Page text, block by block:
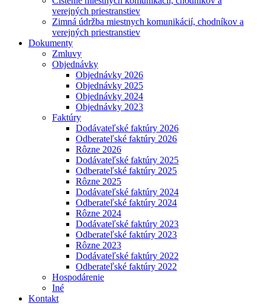
verejných priestranstiev
Zimná údržba miestnych komunikácií, chodníkov a
verejných priestranstiev
Dokumenty
Zmluvy
Objednávky
Objednávky 2026
Objednávky 2025
Objednávky 2024
Objednávky 2023
Faktúry
Dodávateľské faktúry 2026
Odberateľské faktúry 2026
Rôzne 2026
Dodávateľské faktúry 2025
Odberateľské faktúry 2025
Rôzne 2025
Dodávateľské faktúry 2024
Odberateľské faktúry 2024
Rôzne 2024
Dodávateľské faktúry 2023
Odberateľské faktúry 2023
Rôzne 2023
Dodávateľské faktúry 2022
Odberateľské faktúry 2022
Hospodárenie
Iné
Kontakt